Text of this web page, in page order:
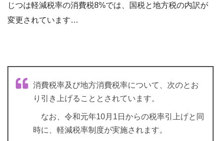
じつは軽減税率の消費税8%では、国税と地方税の内訳が
変更されています…
消費税率及び地方消費税率について、次のとお
り引き上げることとされています。
なお、令和元年10月1日からの税率引上げと同
時に、軽減税率制度が実施されます。